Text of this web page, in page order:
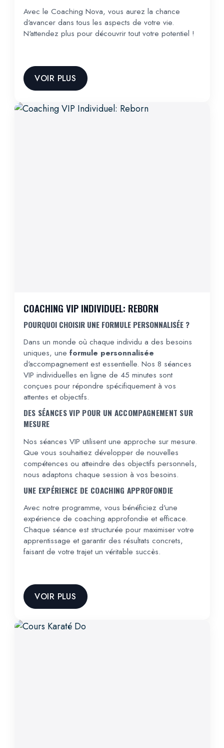
Avec le Coaching Nova, vous aurez la chance
d'avancer dans tous les aspects de votre vie.
N'attendez plus pour découvrir tout votre potentiel !
VOIR PLUS
COACHING VIP INDIVIDUEL: REBORN
POURQUOI CHOISIR UNE FORMULE PERSONNALISÉE ?
Dans un monde où chaque individu a des besoins
uniques, une formule personnalisée
d'accompagnement est essentielle. Nos 8 séances
VIP individuelles en ligne de 45 minutes sont
conçues pour répondre spécifiquement à vos
attentes et objectifs.
DES SÉANCES VIP POUR UN ACCOMPAGNEMENT SUR
MESURE
Nos séances VIP utilisent une approche sur mesure.
Que vous souhaitiez développer de nouvelles
compétences ou atteindre des objectifs personnels,
nous adaptons chaque session à vos besoins.
UNE EXPÉRIENCE DE COACHING APPROFONDIE
Avec notre programme, vous bénéficiez d'une
expérience de coaching approfondie et efficace.
Chaque séance est structurée pour maximiser votre
apprentissage et garantir des résultats concrets,
faisant de votre trajet un véritable succès.
VOIR PLUS